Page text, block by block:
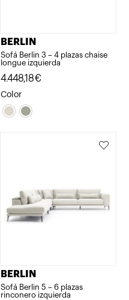
BERLIN
Sofá Berlin 3 – 4 plazas chaise
longue izquierda
4.448,18€
Color
BERLIN
Sofá Berlin 5 – 6 plazas
rinconero izquierda